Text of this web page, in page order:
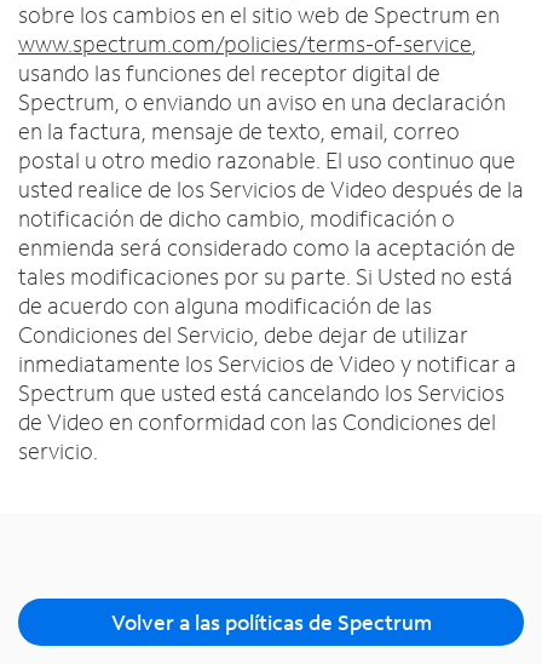
sobre los cambios en el sitio web de Spectrum en
www.spectrum.com/policies/terms-of-service,
usando las funciones del receptor digital de
Spectrum, o enviando un aviso en una declaración
en la factura, mensaje de texto, email, correo
postal u otro medio razonable. El uso continuo que
usted realice de los Servicios de Video después de la
notificación de dicho cambio, modificación o
enmienda será considerado como la aceptación de
tales modificaciones por su parte. Si Usted no está
de acuerdo con alguna modificación de las
Condiciones del Servicio, debe dejar de utilizar
inmediatamente los Servicios de Video y notificar a
Spectrum que usted está cancelando los Servicios
de Video en conformidad con las Condiciones del
servicio.
Volver a las políticas de Spectrum